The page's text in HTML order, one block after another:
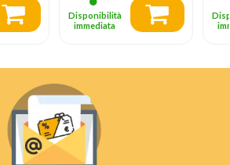
Disponibilità
immediata